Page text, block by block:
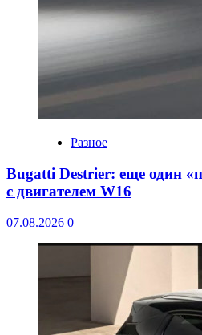
Разное
Bugatti Destrier: еще один
с двигателем W16
07.08.2026 0